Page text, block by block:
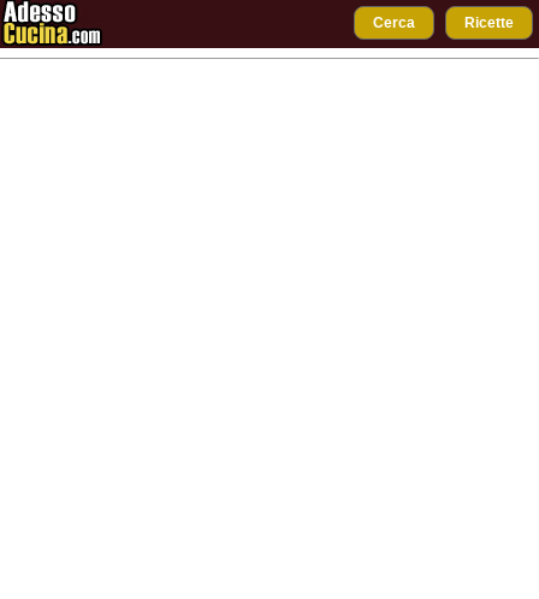
Cerca Ricette